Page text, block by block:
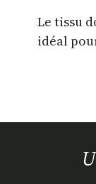
Le tissu
idéal